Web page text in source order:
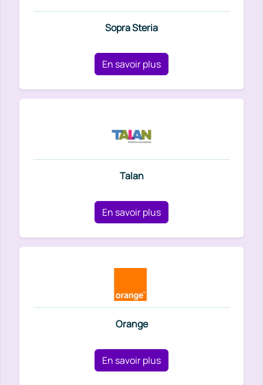
Sopra Steria
En savoir plus
Talan
En savoir plus
Orange
En savoir plus